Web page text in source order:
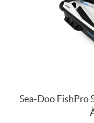
Sea-Doo FishPro